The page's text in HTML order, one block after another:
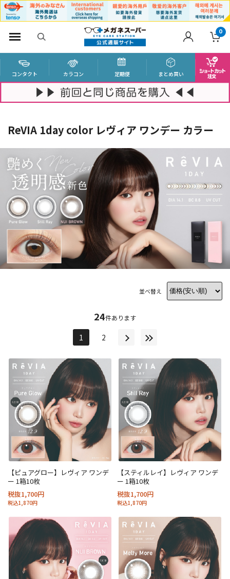
0
コンタクト カラコン 定期便 まとめ買い
ReVIA 1day color レヴィア ワンデー カラー
並べ替え
24件あります
1 2
【ピュアグロー】レヴィア ワンデ
ー 1箱10枚
税抜1,700円
税込1,870円
【スティルレイ】レヴィア ワンデ
ー 1箱10枚
税抜1,700円
税込1,870円